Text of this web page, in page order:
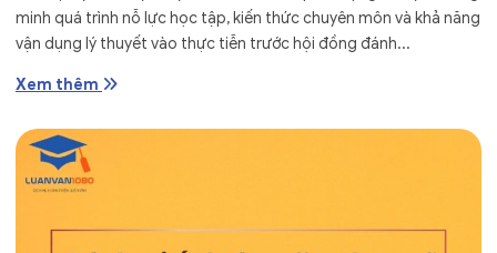
minh quá trình nỗ lực học tập, kiến thức chuyên môn và khả năng
vận dụng lý thuyết vào thực tiễn trước hội đồng đánh...
Xem thêm